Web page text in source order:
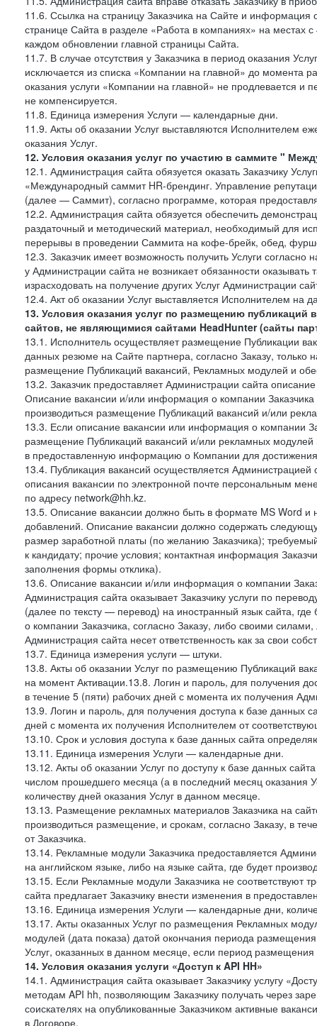
11.6. Ссылка на страницу Заказчика на Сайте и информация
странице Сайта в разделе «Работа в компаниях» на
каждом обновлении главной страницы Сайта.
11.7. В случае отсутствия у Заказчика в период оказания
исключается из списка «Компании на главной» до момента
оказания услуги «Компании на главной» не продлевается и
не компенсируется.
11.8. Единица измерения Услуги — календарные дни.
11.9. Акты об оказании Услуг выставляются Исполнителем
оказания Услуг.
12. Условия оказания услуг по участию в саммите "
12.1. Администрация сайта обязуется оказать Заказчику
«Международный саммит HR-брендинг. Управление
(далее — Саммит), согласно программе, которая
12.2. Администрация сайта обязуется обеспечить
раздаточный и методический материал, необходимый для
перерывы в проведении Саммита на кофе-брейк, обед,
12.3. Заказчик имеет возможность получить Услуги
у Администрации сайта не возникает обязанности
израсходовать на получение других Услуг Администрации
12.4. Акт об оказании Услуг выставляется Исполнителем на
13. Условия оказания услуг по размещению
сайтов, не являющимися сайтами HeadHunter (сайты
13.1. Исполнитель осуществляет размещение Публикации
данных резюме на Сайте партнера, согласно Заказу, только
размещение Публикаций вакансий, Рекламных модулей и
13.2. Заказчик предоставляет Администрации сайта
Описание вакансии и/или информация о компании Заказчика
производиться размещение Публикаций вакансий и/или
13.3. Если описание вакансии или информация о компании
размещение Публикаций вакансий и/или рекламных модулей
в предоставленную информацию о Компании для достижения
13.4. Публикация вакансий осуществляется
описания вакансии по электронной почте персональным
по адресу network@hh.kz.
13.5. Описание вакансии должно быть в формате MS Word и
добавлений. Описание вакансии должно содержать
размер заработной платы (по желанию Заказчика);
к кандидату; прочие условия; контактная информация
заполнения формы отклика).
13.6. Описание вакансии и/или информация о компании
Администрация сайта оказывает Заказчику услуги по
(далее по тексту — перевод) на иностранный язык сайта,
о компании Заказчика, согласно Заказу, либо своими
Администрация сайта несет ответственность как за свои
13.7. Единица измерения услуги — штуки.
13.8. Акты об оказании Услуг по размещению Публикаций
на момент Активации.13.8. Логин и пароль, для получения
в течение 5 (пяти) рабочих дней с момента их получения
13.9. Логин и пароль, для получения доступа к базе данных
дней с момента их получения Исполнителем от
13.10. Срок и условия доступа к базе данных сайта
13.11. Единица измерения Услуги — календарные дни.
13.12. Акты об оказании Услуг по доступу к базе данных
числом прошедшего месяца (а в последний месяц оказания
количеству дней оказания Услуг в данном месяце.
13.13. Размещение рекламных материалов Заказчика на
производиться размещение, и срокам, согласно Заказу, в
от Заказчика.
13.14. Рекламные модули Заказчика предоставляется
на английском языке, либо на языке сайта, где будет
13.15. Если Рекламные модули Заказчика не соответствуют
сайта предлагает Заказчику внести изменения в
13.16. Единица измерения Услуги — календарные дни,
13.17. Акты оказанных Услуг по размещения Рекламных
модулей (дата показа) датой окончания периода
Услуг, оказанных в данном месяце, если период
14. Условия оказания услуги «Доступ к API HH»
14.1. Администрация сайта оказывает Заказчику услугу
методам API hh, позволяющим Заказчику получать через
соискателях на опубликованные Заказчиком активные
в Договоре.